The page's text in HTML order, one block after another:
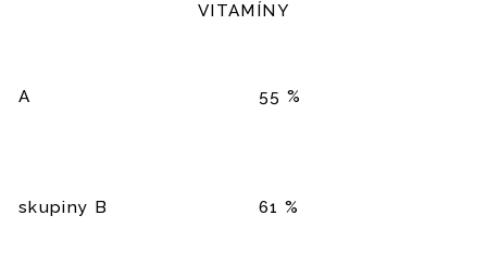
VITAMÍNY
A 55 %
skupiny B 61 %